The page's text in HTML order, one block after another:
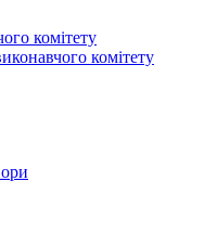
комітету
комітету